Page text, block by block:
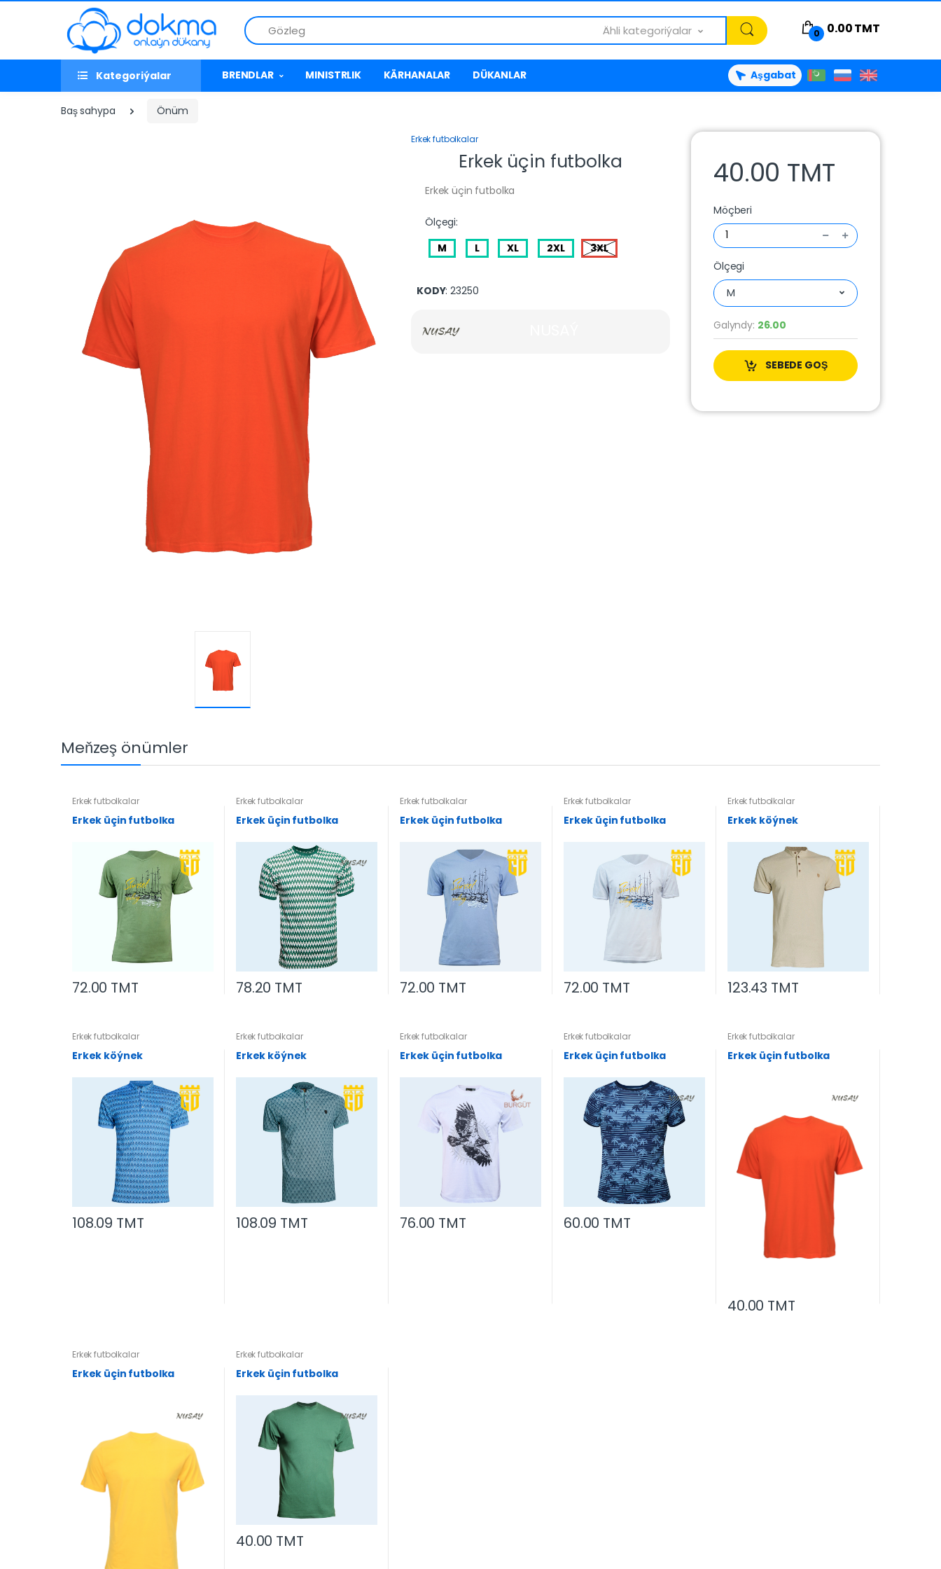
Gözleg
Ähli kategoriýalar 0 0.00TMT
Kategoriýalar BRENDLAR MINISTRLIK KÄRHANALAR DÜKANLAR Aşgabat
Baş sahypa Önüm
Erkek futbolkalar
Erkek üçin futbolka
Erkek üçin futbolka
Ölçegi:
M
L XL 2XL 3XL
KODY: 23250
40.00 TMT
Möçberi
Ölçegi
M
Galyndy: 26.00
SEBEDE GOŞ
Meňzeş önümler
Erkek futbolkalar
Erkek üçin futbolka
72.00 TMT
Erkek futbolkalar
Erkek üçin futbolka
78.20 TMT
Erkek futbolkalar
Erkek üçin futbolka
72.00 TMT
Erkek futbolkalar
Erkek üçin futbolka
72.00 TMT
Erkek futbolkalar
Erkek köýnek
123.43 TMT
Erkek futbolkalar
Erkek köýnek
108.09 TMT
Erkek futbolkalar
Erkek köýnek
108.09 TMT
Erkek futbolkalar
Erkek üçin futbolka
76.00 TMT
Erkek futbolkalar
Erkek üçin futbolka
60.00 TMT
Erkek futbolkalar
Erkek üçin futbolka
40.00 TMT
Erkek futbolkalar
Erkek üçin futbolka
Erkek futbolkalar
Erkek üçin futbolka
40.00 TMT